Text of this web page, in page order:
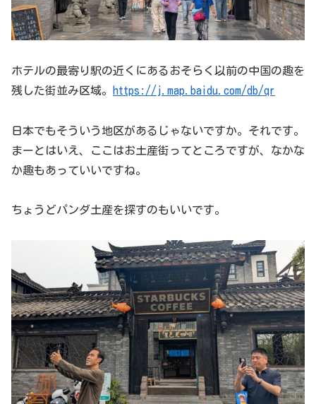
ホテルの最寄り駅の近くにあるおそらく以前の中国の趣を
残した街並み区域。
https://j.map.baidu.com/db/qr
日本でもそういう地区があるじゃないですか。それです。
まーとはいえ、ここはお土産街ってところですが、なかな
か趣もあっていいですね。
ちょうどパンダ土産を探すのもいいです。